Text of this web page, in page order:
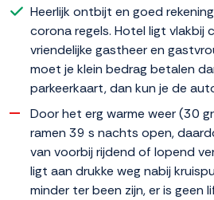
Heerlijk ontbijt en goed
corona regels. Hotel ligt vlakbij
vriendelijke gastheer en
moet je klein bedrag betalen
parkeerkaart, dan kun je de
Door het erg warme weer (30
ramen 39 s nachts open,
van voorbij rijdend of lopend
ligt aan drukke weg nabij
minder ter been zijn, er is geen